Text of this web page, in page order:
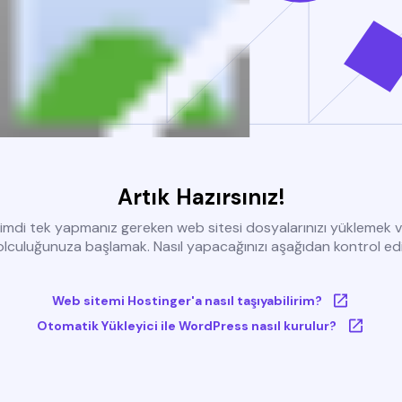
Artık Hazırsınız!
tek yapmanız gereken web sitesi dosyalarınızı yüklemek
başlamak. Nasıl yapacağınızı aşağıdan kontrol
Web sitemi Hostinger'a nasıl taşıyabilirim?
Otomatik Yükleyici ile WordPress nasıl kurulur?